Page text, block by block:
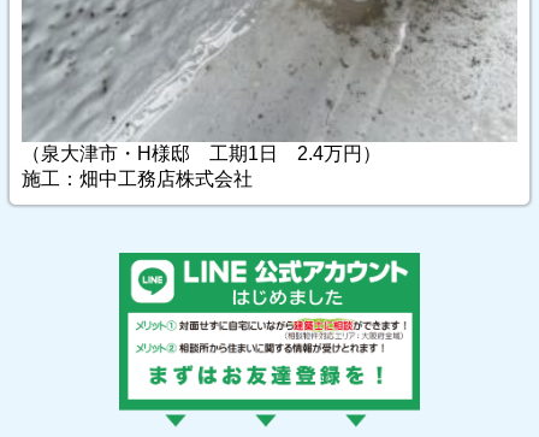
（泉大津市・H様邸 工期1日 2.4万円）
施工：畑中工務店株式会社